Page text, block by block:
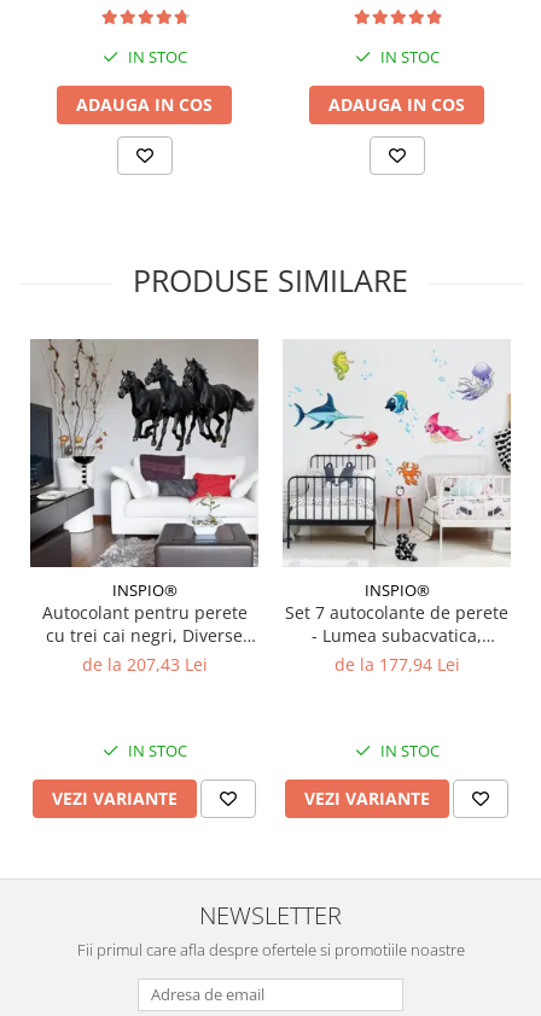
IN STOC
ADAUGA IN COS
IN STOC
ADAUGA IN COS
PRODUSE SIMILARE
INSPIO®
Autocolant pentru perete
cu trei cai negri, Diverse
marimi
de la 207,43 Lei
IN STOC
VEZI VARIANTE
INSPIO®
Set 7 autocolante de perete
- Lumea subacvatica,
Diverse Marimi
de la 177,94 Lei
IN STOC
VEZI VARIANTE
NEWSLETTER
Fii primul care afla despre ofertele si promotiile noastre